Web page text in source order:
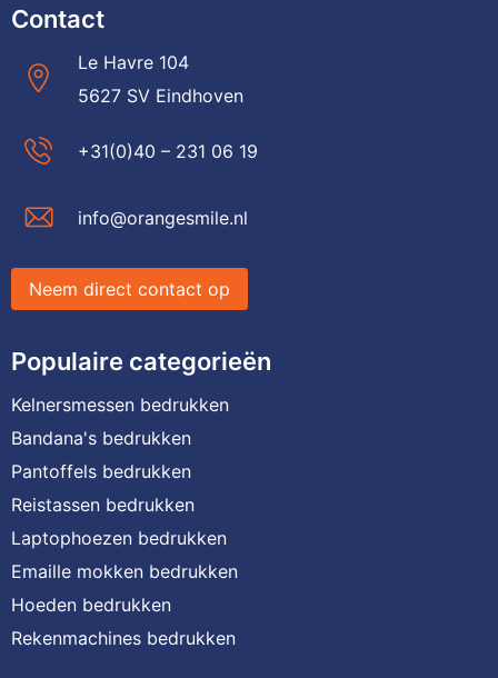
Contact
Le Havre 104
5627 SV Eindhoven
+31(0)40 – 231 06 19
info@orangesmile.nl
Neem direct contact op
Populaire categorieën
Kelnersmessen bedrukken
Bandana's bedrukken
Pantoffels bedrukken
Reistassen bedrukken
Laptophoezen bedrukken
Emaille mokken bedrukken
Hoeden bedrukken
Rekenmachines bedrukken